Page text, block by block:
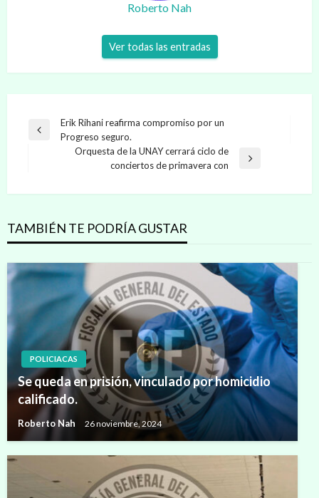
Roberto Nah
Ver todas las entradas
Navegación
Entrada
Erik Rihani reafirma compromiso por un
Progreso seguro.
Orquesta de la UNAY cerrará ciclo de
conciertos de primavera con
TAMBIÉN TE PODRÍA GUSTAR
POLICIACAS
Se queda en prisión, vinculado por homicidio
calificado.
Roberto Nah 26 noviembre, 2024